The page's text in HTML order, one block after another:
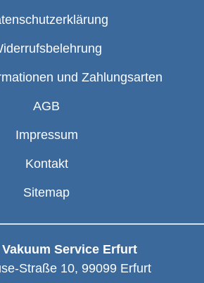
und Zahlungsarten
AGB
Impressum
Kontakt
Sitemap
Service Erfurt
Straße 10, 99099 Erfurt